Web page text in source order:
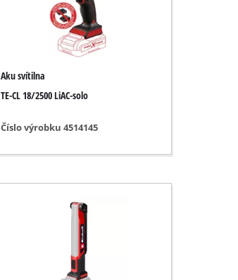
Aku svítilna
TE-CL 18/2500 LiAC-solo
Číslo výrobku 4514145